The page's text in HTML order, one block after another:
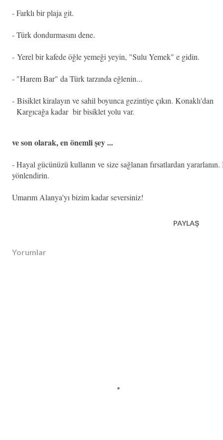
- Farklı bir plaja git.
- Türk dondurmasını dene.
- Yerel bir kafede öğle yemeği yeyin, "Sulu Yemek" e gidin.
- "Harem Bar" da Türk tarzında eğlenin...
- Bisiklet kiralayın ve sahil boyunca gezintiye çıkın. Konaklı'dan
Kargıcağa kadar bir bisiklet yolu var.
ve son olarak, en önemli şey ...
- Hayal gücünüzü kullanın ve size sağlanan fırsatlardan
yönlendirin.
Umarım Alanya'yı bizim kadar seversiniz!
PAYLAŞ
Yorumlar